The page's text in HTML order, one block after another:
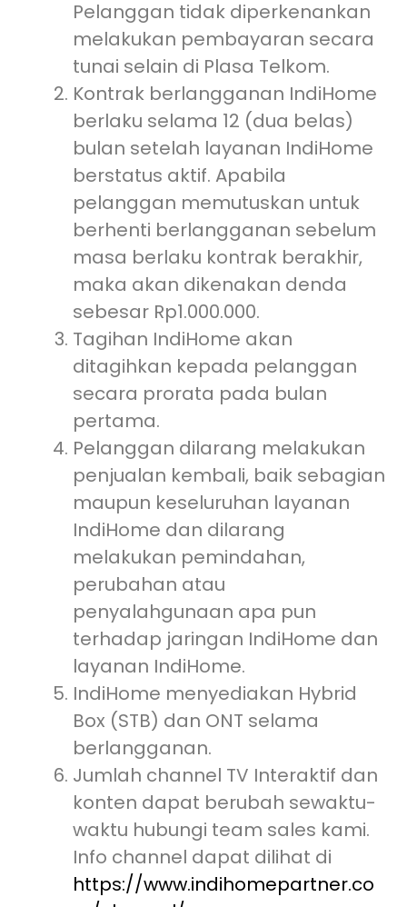
Pelanggan tidak diperkenankan
melakukan pembayaran secara
tunai selain di Plasa Telkom.
Kontrak berlangganan IndiHome
berlaku selama 12 (dua belas)
bulan setelah layanan IndiHome
berstatus aktif. Apabila
pelanggan memutuskan untuk
berhenti berlangganan sebelum
masa berlaku kontrak berakhir,
maka akan dikenakan denda
sebesar Rp1.000.000.
Tagihan IndiHome akan
ditagihkan kepada pelanggan
secara prorata pada bulan
pertama.
Pelanggan dilarang melakukan
penjualan kembali, baik sebagian
maupun keseluruhan layanan
IndiHome dan dilarang
melakukan pemindahan,
perubahan atau
penyalahgunaan apa pun
terhadap jaringan IndiHome dan
layanan IndiHome.
IndiHome menyediakan Hybrid
Box (STB) dan ONT selama
berlangganan.
Jumlah channel TV Interaktif dan
konten dapat berubah sewaktu-
waktu hubungi team sales kami.
Info channel dapat dilihat di
https://www.indihomepartner.co